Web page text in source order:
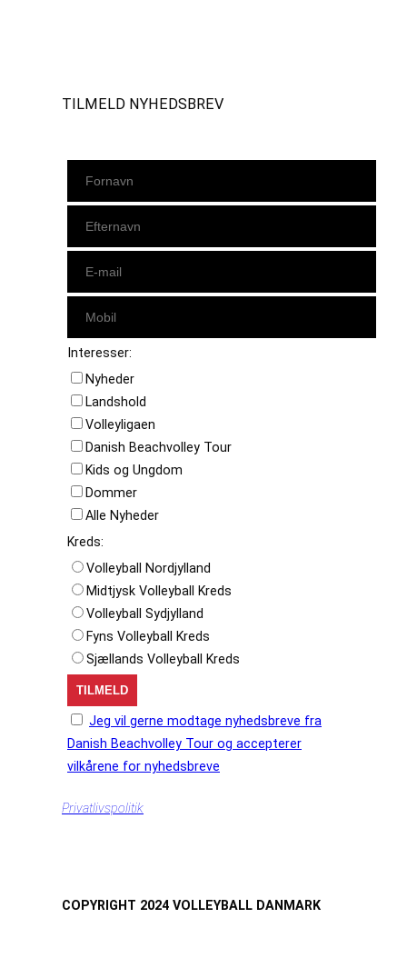
TILMELD NYHEDSBREV
Interesser:
Nyheder
Landshold
Volleyligaen
Danish Beachvolley Tour
Kids og Ungdom
Dommer
Alle Nyheder
Kreds:
Volleyball Nordjylland
Midtjysk Volleyball Kreds
Volleyball Sydjylland
Fyns Volleyball Kreds
Sjællands Volleyball Kreds
Jeg vil gerne modtage nyhedsbreve fra
Danish Beachvolley Tour og accepterer
vilkårene for nyhedsbreve
Privatlivspolitik
COPYRIGHT 2024 VOLLEYBALL DANMARK